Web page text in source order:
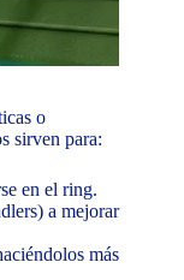
o
sirven para:
en el ring.
a mejorar
más